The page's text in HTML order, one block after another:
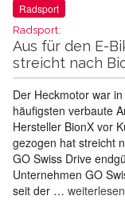
Radsport
Radsport:
Aus für den E-
streicht nach
Der Heckmotor war
häufigsten verbaute
Hersteller BionX vor
gezogen hat streicht
GO Swiss Drive
Unternehmen GO
seit der … weiterlesen